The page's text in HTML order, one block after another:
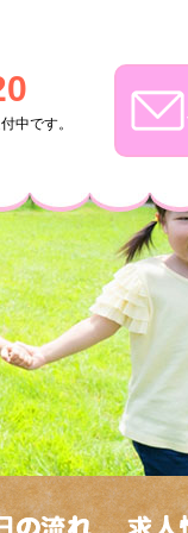
中です。